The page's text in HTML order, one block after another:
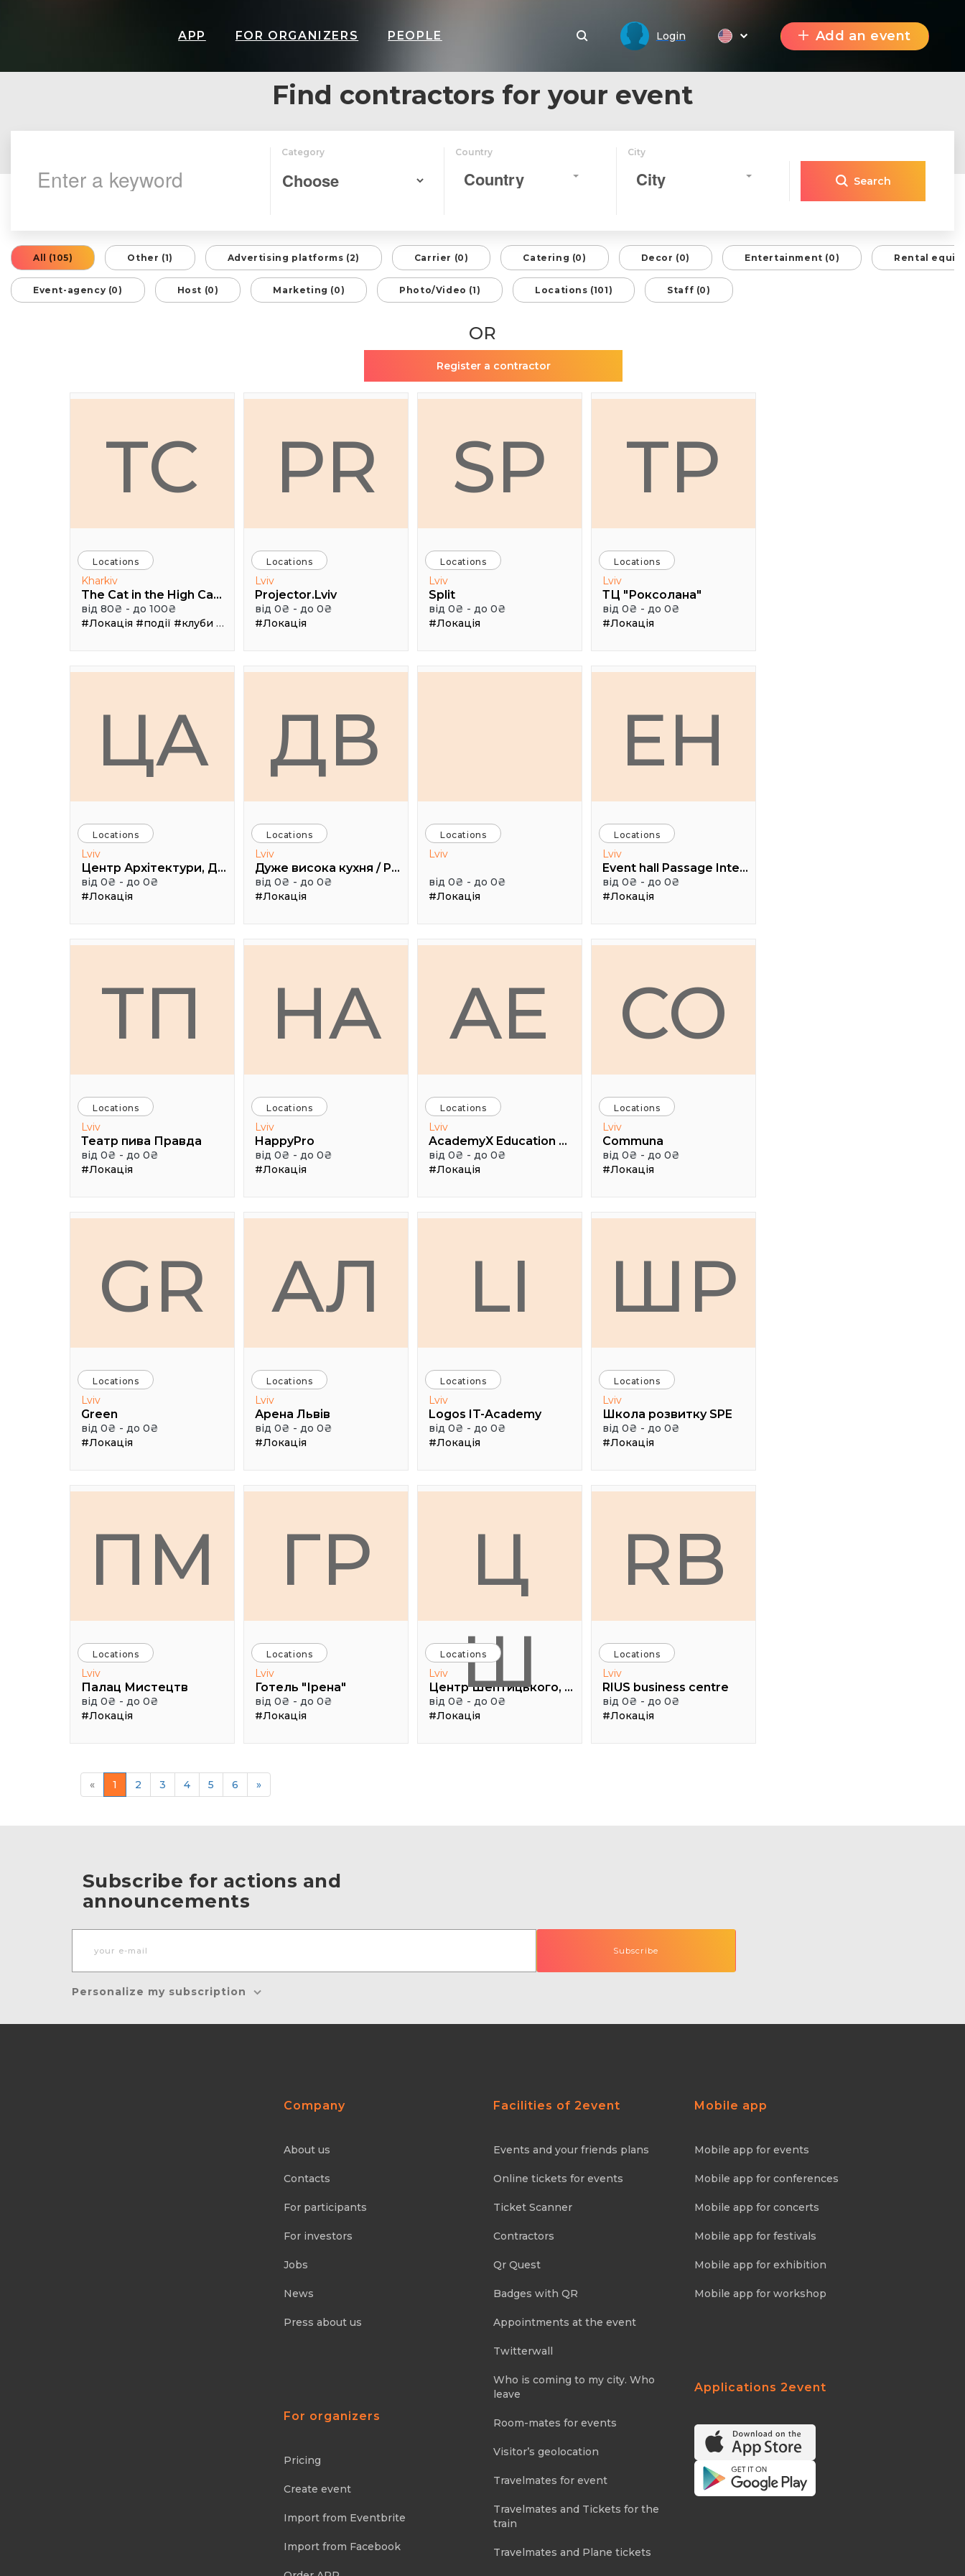
APP FOR ORGANIZERS PEOPLE Login Add an event
Find contractors for your event
Category Country
Country
City
City Search
All (105) Other (1) Advertising platforms (2) Carrier (0) Catering (0) Decor (0) Entertainment (0) Rental
Event-agency (0) Host (0) Marketing (0) Photo/Video (1) Locations (101) Staff (0)
OR
Register a contractor
TC
Locations
Kharkiv
The Cat in the High Castle
від 80₴ - до 100₴
#Локація #події #клуби #Зал
PR
Locations
Lviv
Projector.Lviv
від 0₴ - до 0₴
#Локація
SP
Locations
Lviv
Split
від 0₴ - до 0₴
#Локація
ТР
Locations
Lviv
ТЦ "Роксолана"
від 0₴ - до 0₴
#Локація
ЦА
Locations
Lviv
Центр Архітектури, Дизайну та Урбаністики Порохова ВЕЖА
від 0₴ - до 0₴
#Локація
ДВ
Locations
Lviv
Дуже висока кухня / Pretty High Kitchen
від 0₴ - до 0₴
#Локація
Locations
Lviv
від 0₴ - до 0₴
#Локація
EH
Locations
Lviv
Event hall Passage Interdit
від 0₴ - до 0₴
#Локація
ТП
Locations
Lviv
Театр пива Правда
від 0₴ - до 0₴
#Локація
HA
Locations
Lviv
HappyPro
від 0₴ - до 0₴
#Локація
AE
Locations
Lviv
AcademyX Education Hub
від 0₴ - до 0₴
#Локація
CO
Locations
Lviv
Communa
від 0₴ - до 0₴
#Локація
GR
Locations
Lviv
Green
від 0₴ - до 0₴
#Локація
АЛ
Locations
Lviv
Арена Львів
від 0₴ - до 0₴
#Локація
LI
Locations
Lviv
Logos IT-Academy
від 0₴ - до 0₴
#Локація
ШР
Locations
Lviv
Школа розвитку SPE
від 0₴ - до 0₴
#Локація
ПМ
Locations
Lviv
Палац Мистецтв
від 0₴ - до 0₴
#Локація
ГР
Locations
Lviv
Готель "Ірена"
від 0₴ - до 0₴
#Локація
Ц
Ш
Locations
Lviv
Центр Шептицького, 1 поверх, паркова аудиторія
від 0₴ - до 0₴
#Локація
RB
Locations
Lviv
RIUS business centre
від 0₴ - до 0₴
#Локація
« 1 2 3 4 5 6 »
Subscribe for actions and
announcements
Personalize my subscription
Company
About us
Contacts
For participants
For investors
Jobs
News
Press about us
For organizers
Pricing
Create event
Import from Eventbrite
Import from Facebook
Facilities of 2event
Events and your friends plans
Online tickets for events
Ticket Scanner
Contractors
Qr Quest
Badges with QR
Appointments at the event
Twitterwall
Who is coming to my city. Who
leave
Room-mates for events
Visitor’s geolocation
Travelmates for event
Travelmates and Tickets for the
train
Travelmates and Plane tickets
Mobile app
Mobile app for events
Mobile app for conferences
Mobile app for concerts
Mobile app for festivals
Mobile app for exhibition
Mobile app for workshop
Applications 2event